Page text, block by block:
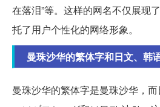
在落泪”等。这样的网名不仅展现
托了用户个性化的网络形象。
曼珠沙华的繁体字和日文、韩
曼珠沙华的繁体字是曼珠沙华，